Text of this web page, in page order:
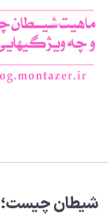
چرا آفریده
راز شادی و آرامش
بلوغ کودک عزیز
قضا و قدر و اختیار
شیطان چیست؛